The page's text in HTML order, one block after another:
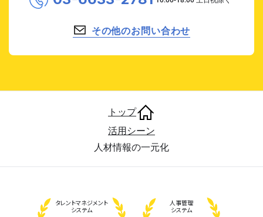
その他のお問い合わせ
トップ
活用シーン
人材情報の一元化
タレントマネジメント
システム
人事管理
システム